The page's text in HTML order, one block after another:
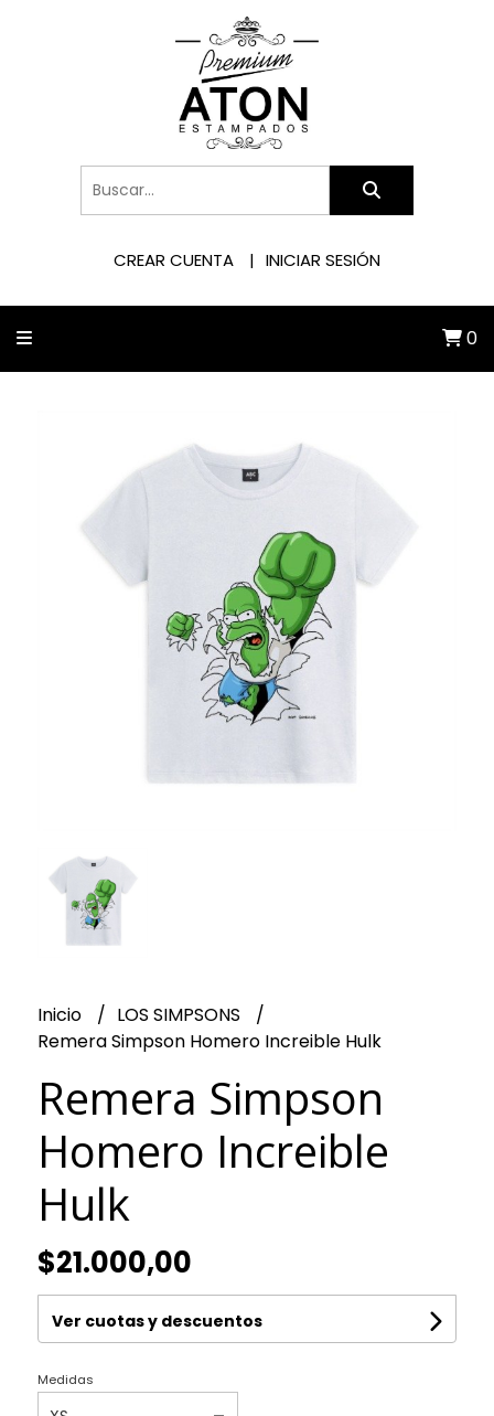
CREAR CUENTA INICIAR SESIÓN
0
Inicio
LOS SIMPSONS
Remera Simpson Homero Increible Hulk
Remera Simpson
Homero Increible
Hulk
$21.000,00
Ver cuotas y descuentos
Medidas